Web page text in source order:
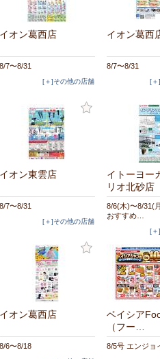
イオン葛西店
8/7〜8/31
[＋]その他の店舗
イオン葛西
8/7〜8/31
[＋
イオン東雲店
8/7〜8/31
[＋]その他の店舗
イトーヨー
リオ北砂店
8/6(木)〜8/31(
おすすめ…
[＋
イオン葛西店
8/6〜8/18
ベイシア
（フー…
8/5号 エンジョ